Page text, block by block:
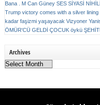
Bana . M Can Güney SES SİYASİ
Trump victory comes with a silver lining
kadar faşizmi yaşayacak Vizyoner
ÖMÜR'CÜ GELDİ ÇOCUK öykü
Archives
Archives